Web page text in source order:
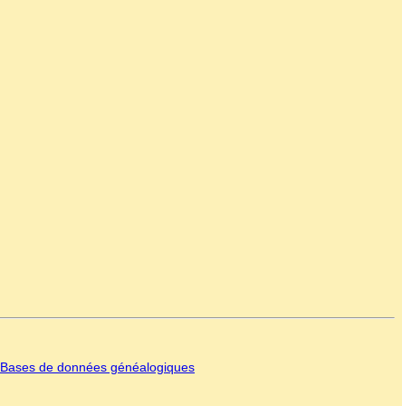
Bases de données généalogiques